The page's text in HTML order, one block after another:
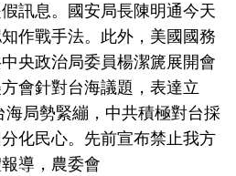
訊息。國安局長陳明通今天
作戰手法。此外，美國國務
央政治局委員楊潔篪展開會
會針對台海議題，表達立
海局勢緊繃，中共積極對台採
化民心。先前宣布禁止我方
導，農委會